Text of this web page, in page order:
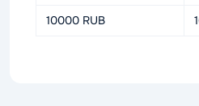
10000 RUB